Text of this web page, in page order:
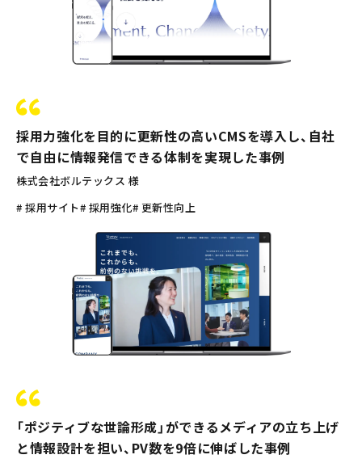
採用力強化を目的に更新性の高いCMSを導入し、自社
で自由に情報発信できる体制を実現した事例
株式会社ボルテックス 様
# 採用サイト# 採用強化# 更新性向上
「ポジティブな世論形成」ができるメディアの立ち上げ
と情報設計を担い、PV数を9倍に伸ばした事例